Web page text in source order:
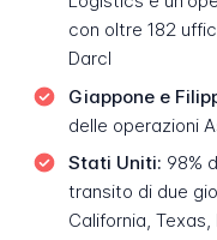
con oltre 182
Darcl
Giappone e
delle operazioni
Stati Uniti: 98%
transito di due
California, Texas,